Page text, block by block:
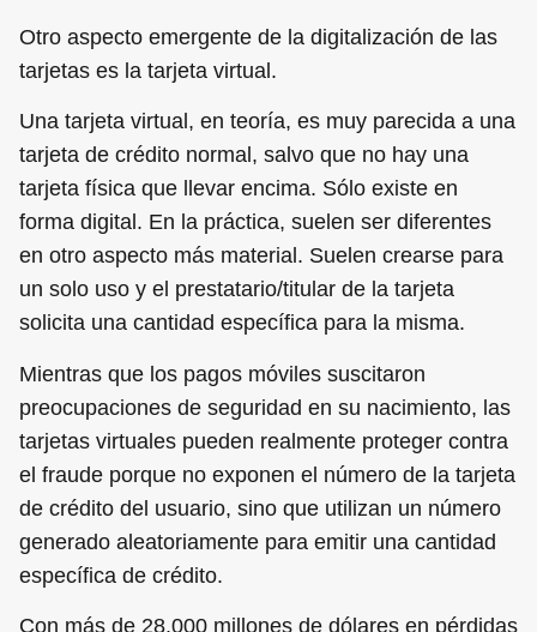
Otro aspecto emergente de la digitalización de las
tarjetas es la tarjeta virtual.
Una tarjeta virtual, en teoría, es muy parecida a una
tarjeta de crédito normal, salvo que no hay una
tarjeta física que llevar encima. Sólo existe en
forma digital. En la práctica, suelen ser diferentes
en otro aspecto más material. Suelen crearse para
un solo uso y el prestatario/titular de la tarjeta
solicita una cantidad específica para la misma.
Mientras que los pagos móviles suscitaron
preocupaciones de seguridad en su nacimiento, las
tarjetas virtuales pueden realmente proteger contra
el fraude porque no exponen el número de la tarjeta
de crédito del usuario, sino que utilizan un número
generado aleatoriamente para emitir una cantidad
específica de crédito.
Con más de 28.000 millones de dólares en pérdidas